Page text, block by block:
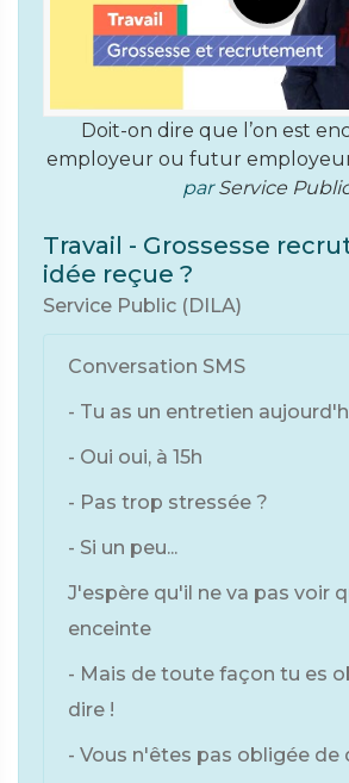
Doit-on dire que l’on est
employeur ou futur
parService
Travail - Grossesse
idée reçue ?
Service Public (DILA)
Conversation SMS
- Tu as un entretien
- Oui oui, à 15h
- Pas trop stressée ?
- Si un peu...
J'espère qu'il ne va pas voir
enceinte
- Mais de toute façon tu es
dire !
- Vous n'êtes pas obligée de